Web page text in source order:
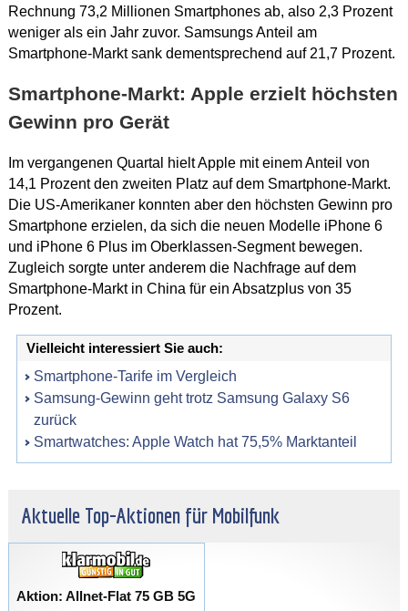
Rechnung 73,2 Millionen Smartphones ab, also 2,3 Prozent
weniger als ein Jahr zuvor. Samsungs Anteil am
Smartphone-Markt sank dementsprechend auf 21,7 Prozent.
Smartphone-Markt: Apple erzielt höchsten
Gewinn pro Gerät
Im vergangenen Quartal hielt Apple mit einem Anteil von
14,1 Prozent den zweiten Platz auf dem Smartphone-Markt.
Die US-Amerikaner konnten aber den höchsten Gewinn pro
Smartphone erzielen, da sich die neuen Modelle iPhone 6
und iPhone 6 Plus im Oberklassen-Segment bewegen.
Zugleich sorgte unter anderem die Nachfrage auf dem
Smartphone-Markt in China für ein Absatzplus von 35
Prozent.
Vielleicht interessiert Sie auch:
Smartphone-Tarife im Vergleich
Samsung-Gewinn geht trotz Samsung Galaxy S6
zurück
Smartwatches: Apple Watch hat 75,5% Marktanteil
Aktuelle Top-Aktionen für Mobilfunk
Aktion: Allnet-Flat 75 GB 5G